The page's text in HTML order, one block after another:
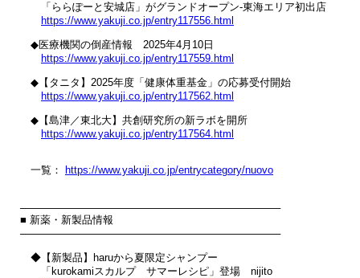
「ららぽーと安城店」がグランドオープン‐東海エリア初出店
https://www.yakuji.co.jp/entry117556.html
◆医療機関の倒産情報　2025年4月10日
https://www.yakuji.co.jp/entry117559.html
◆【タニタ】2025年度「健康体重基金」の応募受付開始
https://www.yakuji.co.jp/entry117562.html
◆【島津／東北大】共創研究所の新ラボを開所
https://www.yakuji.co.jp/entry117564.html
一覧： https://www.yakuji.co.jp/entrycategory/nuovo
────────────────────────────────────
■ 新薬・新製品情報
────────────────────────────────────
◆【新製品】haruから夏限定シャンプー
「kurokamiスカルプ　サマーレシピ」登場　nijito